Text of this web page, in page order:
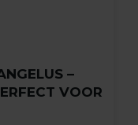
–
VOOR